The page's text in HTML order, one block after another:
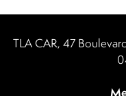
TLA CAR, 47